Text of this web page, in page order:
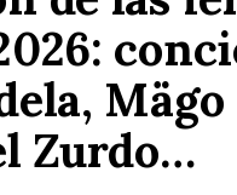
Mägo
Zurdo…